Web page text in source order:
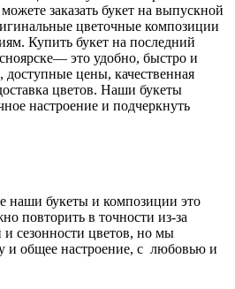
заказать букет на выпускной
цветочные композиции
Купить букет на последний
это удобно, быстро и
цены, качественная
цветов. Наши букеты
настроение и подчеркнуть
наши букеты и композиции это
повторить в точности из-за
сезонности цветов, но мы
и общее настроение, с любовью и